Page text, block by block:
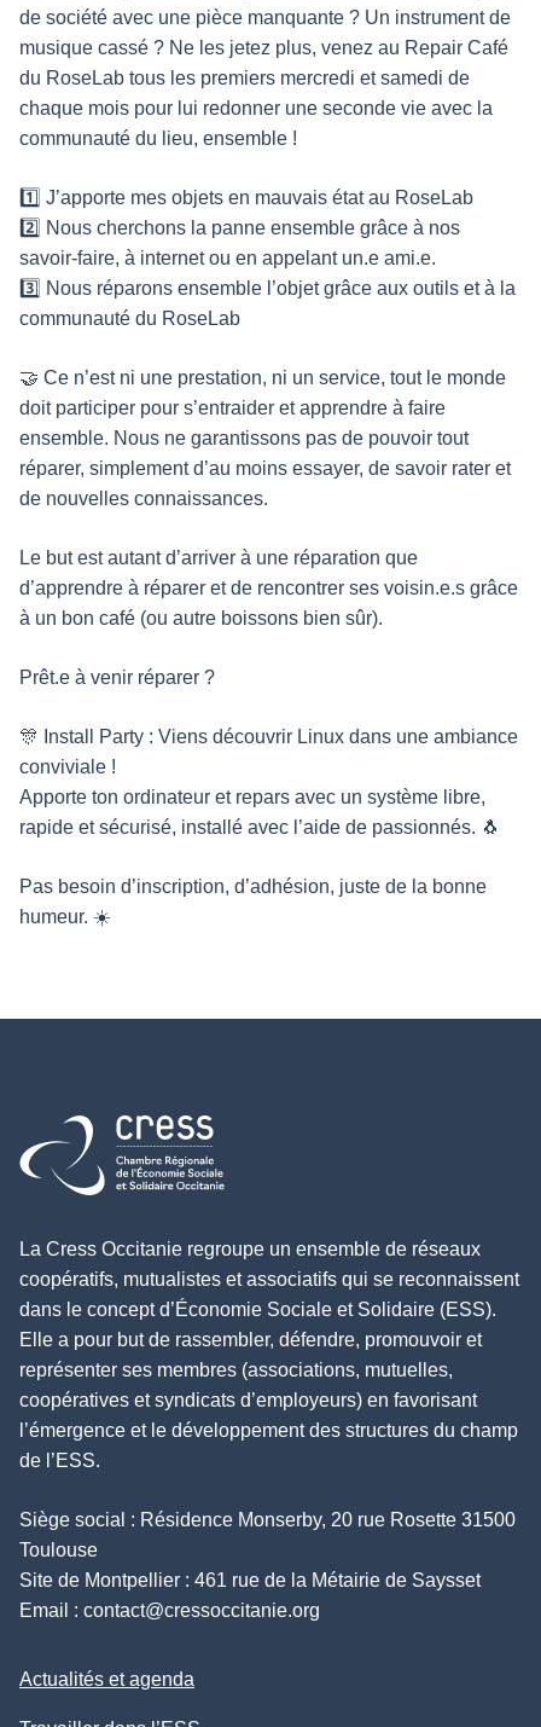
de société avec une pièce manquante ? Un instrument de
musique cassé ? Ne les jetez plus, venez au Repair Café
du RoseLab tous les premiers mercredi et samedi de
chaque mois pour lui redonner une seconde vie avec la
communauté du lieu, ensemble !
1️⃣ J’apporte mes objets en mauvais état au RoseLab
2️⃣ Nous cherchons la panne ensemble grâce à nos
savoir-faire, à internet ou en appelant un.e ami.e.
3️⃣ Nous réparons ensemble l’objet grâce aux outils et à la
communauté du RoseLab
🤝 Ce n’est ni une prestation, ni un service, tout le monde
doit participer pour s’entraider et apprendre à faire
ensemble. Nous ne garantissons pas de pouvoir tout
réparer, simplement d’au moins essayer, de savoir rater et
de nouvelles connaissances.
Le but est autant d’arriver à une réparation que
d’apprendre à réparer et de rencontrer ses voisin.e.s grâce
à un bon café (ou autre boissons bien sûr).
Prêt.e à venir réparer ?
🎊 Install Party : Viens découvrir Linux dans une ambiance
conviviale !
Apporte ton ordinateur et repars avec un système libre,
rapide et sécurisé, installé avec l’aide de passionnés. 🐧
Pas besoin d’inscription, d’adhésion, juste de la bonne
humeur. ☀️
Retour à l'accueil
La Cress Occitanie regroupe un ensemble de réseaux
coopératifs, mutualistes et associatifs qui se reconnaissent
dans le concept d’Économie Sociale et Solidaire (ESS).
Elle a pour but de rassembler, défendre, promouvoir et
représenter ses membres (associations, mutuelles,
coopératives et syndicats d’employeurs) en favorisant
l’émergence et le développement des structures du champ
de l’ESS.
Siège social : Résidence Monserby, 20 rue Rosette 31500
Toulouse
Site de Montpellier : 461 rue de la Métairie de Saysset
Email : contact@cressoccitanie.org
Actualités et agenda